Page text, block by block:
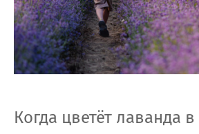
Когда цветёт лаванда